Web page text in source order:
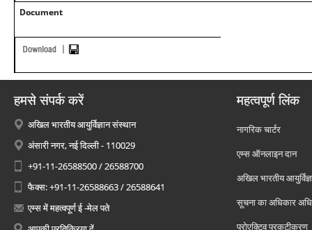
Document
हमसे संपर्क करें
अखिल भारतीय आयुर्विज्ञान संस्थान
अंसारी नगर, नई दिल्ली - 110029
+91-11-26588500 / 26588700
फैक्स: +91-11-26588663 / 26588641
एम्स में महत्वपूर्ण ई -मेल पते
महत्वपूर्ण लिंक
नागरिक चार्टर
एम्स ऑनलाइन दान
अखिल भारतीय
सूचना का अधिकार
प्रोएक्टिव प्रकटीकरण